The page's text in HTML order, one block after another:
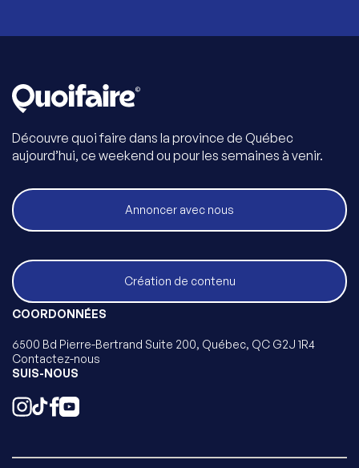
Découvre quoi faire dans la province de Québec
aujourd’hui, ce weekend ou pour les semaines à venir.
Annoncer avec nous
Création de contenu
COORDONNÉES
6500 Bd Pierre-Bertrand Suite 200, Québec, QC G2J 1R4
Contactez-nous
SUIS-NOUS